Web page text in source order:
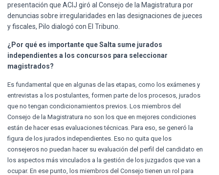
presentación que ACIJ giró al Consejo de la Magistratura por
denuncias sobre irregularidades en las designaciones de jueces
y fiscales, Pilo dialogó con El Tribuno.
¿Por qué es importante que Salta sume jurados
independientes a los concursos para seleccionar
magistrados?
Es fundamental que en algunas de las etapas, como los exámenes y
entrevistas a los postulantes, formen parte de los procesos, jurados
que no tengan condicionamientos previos. Los miembros del
Consejo de la Magistratura no son los que en mejores condiciones
están de hacer esas evaluaciones técnicas. Para eso, se generó la
figura de los jurados independientes. Eso no quita que los
consejeros no puedan hacer su evaluación del perfil del candidato en
los aspectos más vinculados a la gestión de los juzgados que van a
ocupar. En ese punto, los miembros del Consejo tienen un rol para